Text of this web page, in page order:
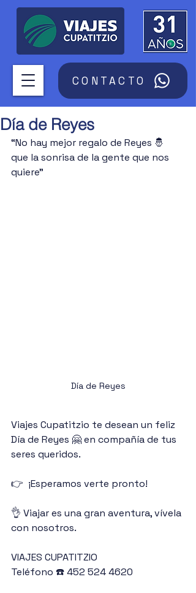
CONTACTO
Día de Reyes
“No hay mejor regalo de Reyes 🤴
que la sonrisa de la gente que nos
quiere”
Día de Reyes
Viajes Cupatitzio te desean un feliz
Día de Reyes 🤗 en compañía de tus
seres queridos.
👉  ¡Esperamos verte pronto!
👌 Viajar es una gran aventura, vívela
con nosotros.
VIAJES CUPATITZIO
Teléfono ☎️ 452 524 4620